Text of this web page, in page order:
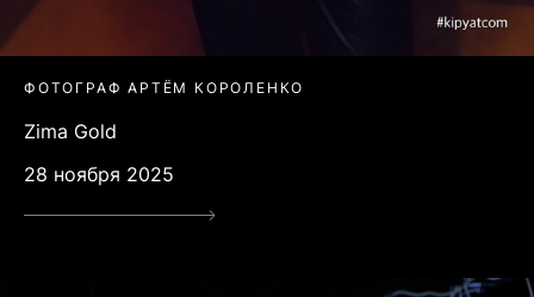
ФОТОГРАФ АРТЁМ КОРОЛЕНКО
Zima Gold
28 ноября 2025